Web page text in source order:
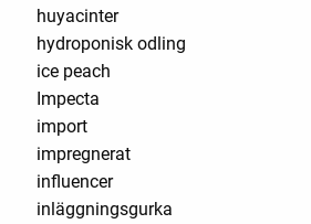
huyacinter
hydroponisk odling
ice peach
Impecta
import
impregnerat
influencer
inläggningsgurka